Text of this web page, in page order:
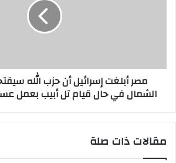
الشمال
حال
بعمل
مصر أبلغت إسرائيل أن حزب الله
الشمال في حال قيام تل أبيب بعمل
مقالات ذات صلة